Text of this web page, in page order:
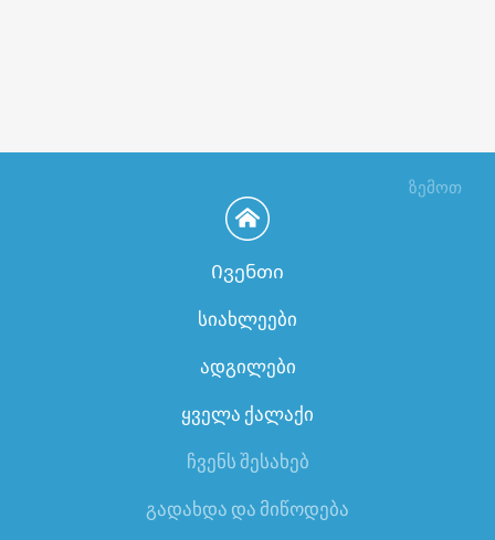
ზემოთ
Ივენთი
სიახლეები
ადგილები
ყველა ქალაქი
ჩვენს შესახებ
გადახდა და მიწოდება